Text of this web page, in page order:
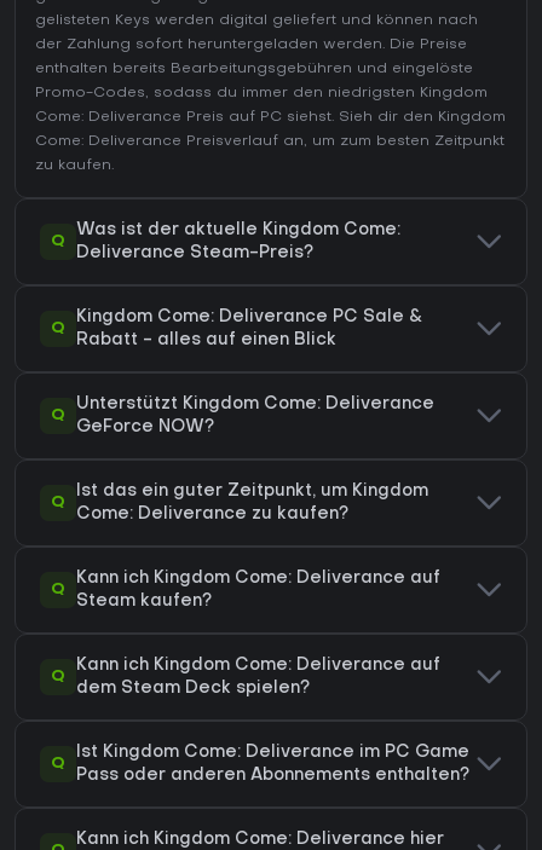
gelisteten Keys werden digital geliefert und können nach
der Zahlung sofort heruntergeladen werden. Die Preise
enthalten bereits Bearbeitungsgebühren und eingelöste
Promo-Codes, sodass du immer den niedrigsten Kingdom
Come: Deliverance Preis auf PC siehst. Sieh dir den Kingdom
Come: Deliverance Preisverlauf an, um zum besten Zeitpunkt
zu kaufen.
Q
Was ist der aktuelle Kingdom Come:
Deliverance Steam-Preis?
Q
Kingdom Come: Deliverance PC Sale &
Rabatt - alles auf einen Blick
Q
Unterstützt Kingdom Come: Deliverance
GeForce NOW?
Q
Ist das ein guter Zeitpunkt, um Kingdom
Come: Deliverance zu kaufen?
Q
Kann ich Kingdom Come: Deliverance auf
Steam kaufen?
Q
Kann ich Kingdom Come: Deliverance auf
dem Steam Deck spielen?
Q
Ist Kingdom Come: Deliverance im PC Game
Pass oder anderen Abonnements enthalten?
Kann ich Kingdom Come: Deliverance hier